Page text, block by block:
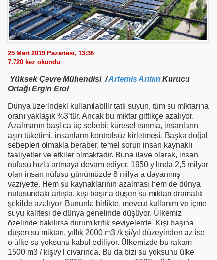
25 Mart 2019 Pazartesi, 13:36
7.720 kez okundu
Yüksek Çevre Mühendisi /Artemis Arıtım Kurucu
Ortağı Ergin Erol
Dünya üzerindeki kullanılabilir tatlı suyun, tüm su miktarına
oranı yaklaşık %3’tür. Ancak bu miktar gittikçe azalıyor.
Azalmanın başlıca üç sebebi; küresel ısınma, insanların
aşırı tüketimi, insanların kontrolsüz kirletmesi. Başka doğal
sebepleri olmakla beraber, temel sorun insan kaynaklı
faaliyetler ve etkiler olmaktadır. Buna ilave olarak, insan
nüfusu hızla artmaya devam ediyor. 1950 yılında 2,5 milyar
olan insan nüfusu günümüzde 8 milyara dayanmış
vaziyette. Hem su kaynaklarının azalması hem de dünya
nüfusundaki artışla, kişi başına düşen su miktarı dramatik
şekilde azalıyor. Bununla birlikte, mevcut kullanım ve içme
suyu kalitesi de dünya genelinde düşüyor. Ülkemiz
özelinde bakılırsa durum kritik seviyelerde. Kişi başına
düşen su miktarı, yıllık 2000 m3 /kişi/yıl düzeyinden az ise
o ülke su yoksunu kabul ediliyor. Ülkemizde bu rakam
1500 m3 / kişi/yıl civarında. Bu da bizi su yoksunu ülke